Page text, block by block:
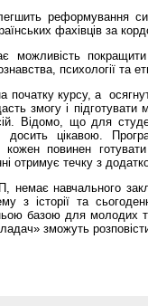
реформування
фахівців за
можливість
психології та
початку курсу, а
змогу і підготувати
Відомо, що для
цікавою.
повинен готувати
отримує течку з
немає навчального
з історії та
базою для молодих
зможуть